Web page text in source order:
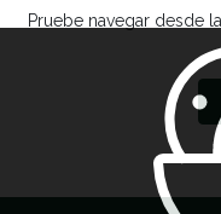
Pruebe navegar desde